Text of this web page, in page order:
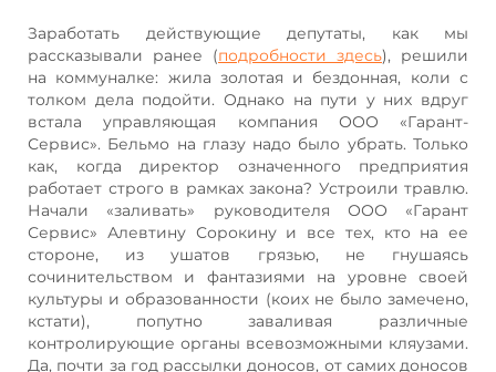
Заработать действующие депутаты, как мы
рассказывали ранее (подробности здесь), решили
на коммуналке: жила золотая и бездонная, коли с
толком дела подойти. Однако на пути у них вдруг
встала управляющая компания ООО «Гарант-
Сервис». Бельмо на глазу надо было убрать. Только
как, когда директор означенного предприятия
работает строго в рамках закона? Устроили травлю.
Начали «заливать» руководителя ООО «Гарант
Сервис» Алевтину Сорокину и все тех, кто на ее
стороне, из ушатов грязью, не гнушаясь
сочинительством и фантазиями на уровне своей
культуры и образованности (коих не было замечено,
кстати), попутно заваливая различные
контролирующие органы всевозможными кляузами.
Да, почти за год рассылки доносов, от самих доносов